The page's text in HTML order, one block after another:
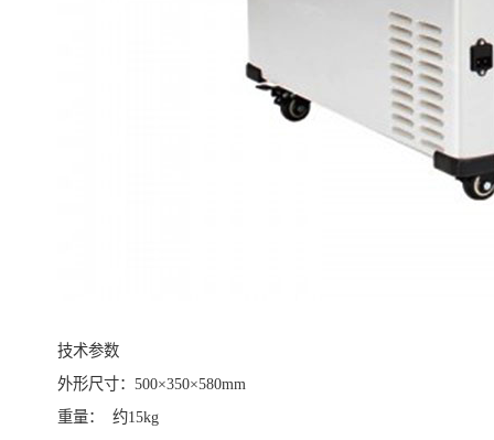
技术参数
外形尺寸：500×350×580mm
重量： 约15kg